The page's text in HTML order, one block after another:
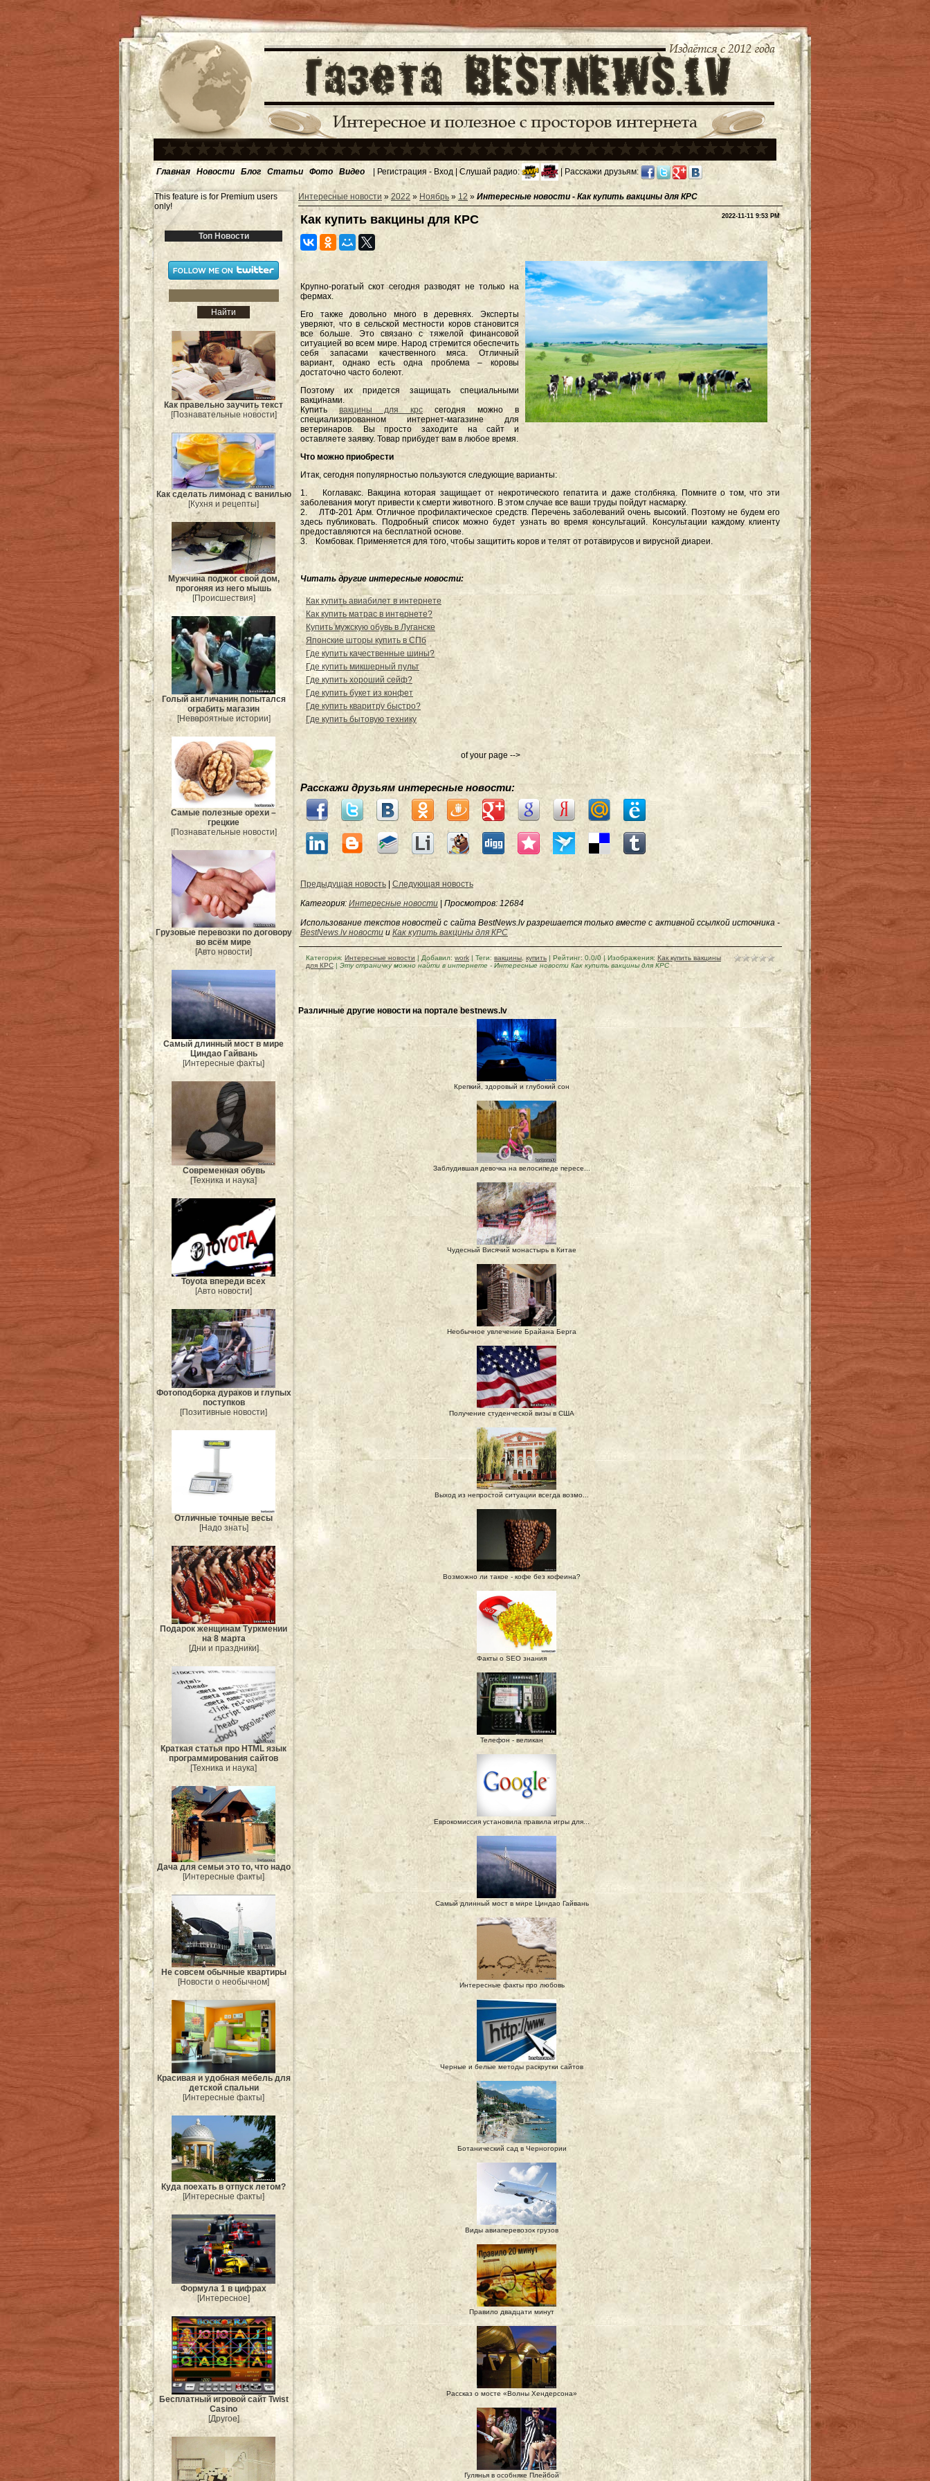
Главная Новости Блог Статьи Фото Видео | Регистрация - Вход | Слушай радио: | Расскажи друзьям:
This feature is for Premium users
only!
Топ Новости
Как правельно заучить текст
[Познавательные новости]
Как сделать лимонад с ванилью
[Кухня и рецепты]
Мужчина поджог свой дом,
прогоняя из него мышь
[Происшествия]
Голый англичанин попытался
ограбить магазин
[Невероятные истории]
Самые полезные орехи –
грецкие
[Познавательные новости]
Грузовые перевозки по договору
во всём мире
[Авто новости]
Самый длинный мост в мире
Циндао Гайвань
[Интересные факты]
Современная обувь
[Техника и наука]
Toyota впереди всех
[Авто новости]
Фотоподборка дураков и глупых
поступков
[Позитивные новости]
Отличные точные весы
[Надо знать]
Подарок женщинам Туркмении
на 8 марта
[Дни и праздники]
Краткая статья про HTML язык
программирования сайтов
[Техника и наука]
Дача для семьи это то, что надо
[Интересные факты]
Не совсем обычные квартиры
[Новости о необычном]
Красивая и удобная мебель для
детской спальни
[Интересные факты]
Куда поехать в отпуск летом?
[Интересные факты]
Формула 1 в цифрах
[Интересное]
Бесплатный игровой сайт Twist
Casino
[Другое]
Интересные новости » 2022 » Ноябрь » 12 » Интересные новости - Как купить вакцины для КРС
2022-11-11 9:53 PM
Как купить вакцины для КРС
Крупно-рогатый скот сегодня разводят не только на
фермах.
Его также довольно много в деревнях. Эксперты
уверяют, что в сельской местности коров становится
все больше. Это связано с тяжелой финансовой
ситуацией во всем мире. Народ стремится обеспечить
себя запасами качественного мяса. Отличный
вариант, однако есть одна проблема – коровы
достаточно часто болеют.
Поэтому их придется защищать специальными
вакцинами.
Купить вакцины для крс сегодня можно в
специализированном интернет-магазине для
ветеринаров. Вы просто заходите на сайт и
оставляете заявку. Товар прибудет вам в любое время.
Что можно приобрести
Итак, сегодня популярностью пользуются следующие варианты:
1. Коглавакс. Вакцина которая защищает от некротического гепатита и даже столбняка. Помните о том, что эти
заболевания могут привести к смерти животного. В этом случае все ваши труды пойдут насмарку.
2. ЛТФ-201 Арм. Отличное профилактическое средств. Перечень заболеваний очень высокий. Поэтому не будем его
здесь публиковать. Подробный список можно будет узнать во время консультаций. Консультации каждому клиенту
предоставляются на бесплатной основе.
3. Комбовак. Применяется для того, чтобы защитить коров и телят от ротавирусов и вирусной диареи.
Читать другие интересные новости:
Как купить авиабилет в интернете
Как купить матрас в интернете?
Купить мужскую обувь в Луганске
Японские шторы купить в СПб
Где купить качественные шины?
Где купить микшерный пульт
Где купить хороший сейф?
Где купить букет из конфет
Где купить кваритру быстро?
Где купить бытовую технику
of your page -->
Расскажи друзьям интересные новости:
Предыдущая новость
Следующая новость
Категория: Интересные новости Просмотров: 12684
Использование текстов новостей с сайта BestNews.lv разрешается только вместе с активной ссылкой источника -
BestNews.lv новости и Как купить вакцины для КРС
Категория: Интересные новости | Добавил: work | Теги: вакцины купить | Рейтинг: 0.0/0 | Изображения: Как купить вакцины
для КРС | Эту страничку можно найти в интернете - Интересные новости Как купить вакцины для КРС
Различные другие новости на портале bestnews.lv
Крепкий, здоровый и глубокий сон
Заблудившая девочка на велосипеде пересе...
Чудесный Висячий монастырь в Китае
Необычное увлечение Брайана Берга
Получение студенческой визы в США
Выход из непростой ситуации всегда возмо...
Возможно ли такое - кофе без кофеина?
Факты о SEO знания
Телефон - великан
Еврокомиссия установила правила игры для...
Самый длинный мост в мире Циндао Гайвань
Интересные факты про любовь
Черные и белые методы раскрутки сайтов
Ботанический сад в Черногории
Виды авиаперевозок грузов
Правило двадцати минут
Рассказ о мосте «Волны Хендерсона»
Гулянья в особняке Плейбой